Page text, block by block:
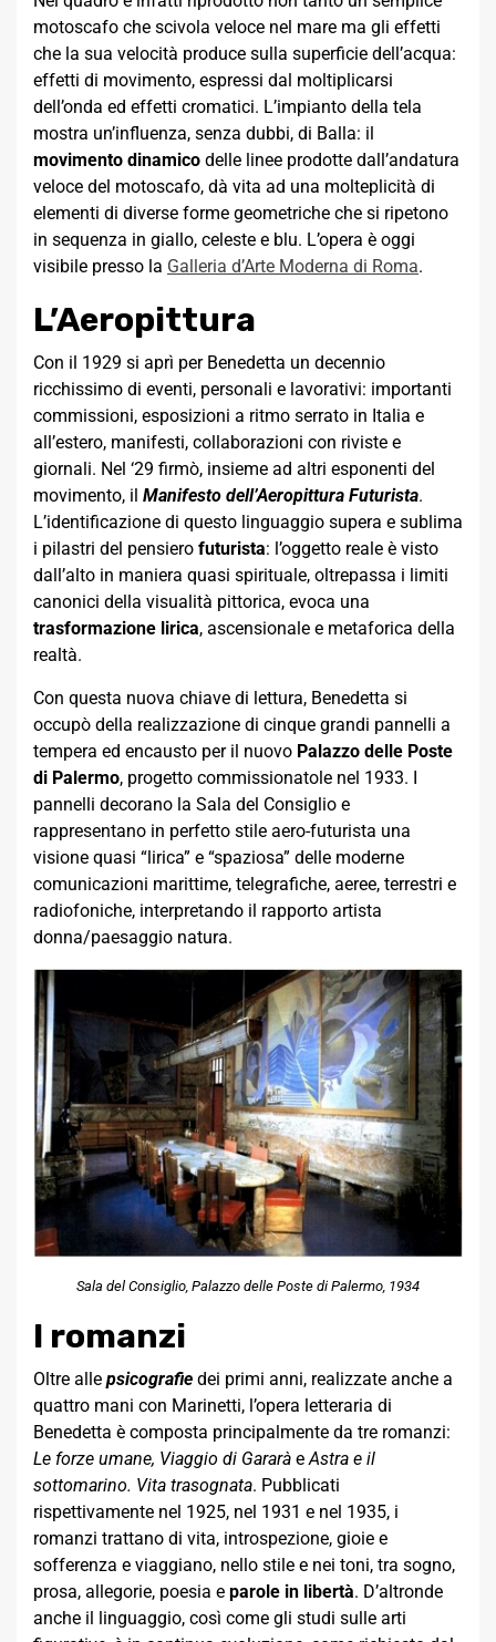
motoscafo che scivola veloce nel mare ma gli effetti
che la sua velocità produce sulla superficie dell’acqua:
effetti di movimento, espressi dal moltiplicarsi
dell’onda ed effetti cromatici. L’impianto della tela
mostra un’influenza, senza dubbi, di Balla: il
movimento dinamico delle linee prodotte dall’andatura
veloce del motoscafo, dà vita ad una molteplicità di
elementi di diverse forme geometriche che si ripetono
in sequenza in giallo, celeste e blu. L’opera è oggi
visibile presso la Galleria d’Arte Moderna di Roma.
L’Aeropittura
Con il 1929 si aprì per Benedetta un decennio
ricchissimo di eventi, personali e lavorativi: importanti
commissioni, esposizioni a ritmo serrato in Italia e
all’estero, manifesti, collaborazioni con riviste e
giornali. Nel ‘29 firmò, insieme ad altri esponenti del
movimento, il Manifesto dell’Aeropittura Futurista.
L’identificazione di questo linguaggio supera e sublima
i pilastri del pensiero futurista: l’oggetto reale è visto
dall’alto in maniera quasi spirituale, oltrepassa i limiti
canonici della visualità pittorica, evoca una
trasformazione lirica, ascensionale e metaforica della
realtà.
Con questa nuova chiave di lettura, Benedetta si
occupò della realizzazione di cinque grandi pannelli a
tempera ed encausto per il nuovo Palazzo delle Poste
di Palermo, progetto commissionatole nel 1933. I
pannelli decorano la Sala del Consiglio e
rappresentano in perfetto stile aero-futurista una
visione quasi “lirica” e “spaziosa” delle moderne
comunicazioni marittime, telegrafiche, aeree, terrestri e
radiofoniche, interpretando il rapporto artista
donna/paesaggio natura.
Sala del Consiglio, Palazzo delle Poste di Palermo, 1934
I romanzi
Oltre alle psicografie dei primi anni, realizzate anche a
quattro mani con Marinetti, l’opera letteraria di
Benedetta è composta principalmente da tre romanzi:
Le forze umane, Viaggio di Gararà e Astra e il
sottomarino. Vita trasognata. Pubblicati
rispettivamente nel 1925, nel 1931 e nel 1935, i
romanzi trattano di vita, introspezione, gioie e
sofferenza e viaggiano, nello stile e nei toni, tra sogno,
prosa, allegorie, poesia e parole in libertà. D’altronde
anche il linguaggio, così come gli studi sulle arti